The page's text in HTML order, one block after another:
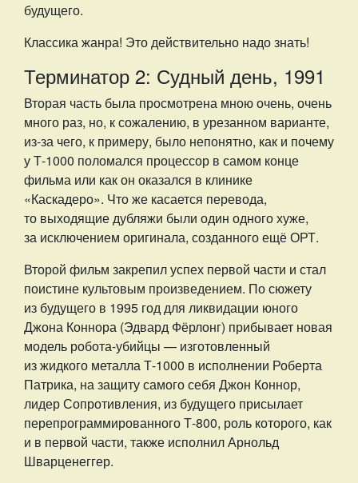
будущего.
Классика жанра! Это действительно надо знать!
Терминатор 2: Судный день, 1991
Вторая часть была просмотрена мною очень, очень
много раз, но, к сожалению, в урезанном варианте,
из-за чего, к примеру, было непонятно, как и почему
у Т-1000 поломался процессор в самом конце
фильма или как он оказался в клинике
«Каскадеро». Что же касается перевода,
то выходящие дубляжи были один одного хуже,
за исключением оригинала, созданного ещё ОРТ.
Второй фильм закрепил успех первой части и стал
поистине культовым произведением. По сюжету
из будущего в 1995 год для ликвидации юного
Джона Коннора (Эдвард Фёрлонг) прибывает новая
модель робота-убийцы — изготовленный
из жидкого металла Т-1000 в исполнении Роберта
Патрика, на защиту самого себя Джон Коннор,
лидер Сопротивления, из будущего присылает
перепрограммированного Т-800, роль которого, как
и в первой части, также исполнил Арнольд
Шварценеггер.